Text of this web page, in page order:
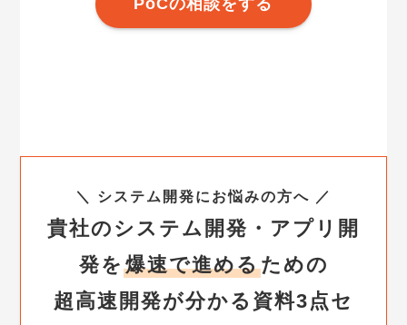
PoCの相談をする
＼ システム開発にお悩みの方へ ／
貴社のシステム開発・アプリ開
発を 爆速で進めるための
超高速開発が分かる資料3点セ